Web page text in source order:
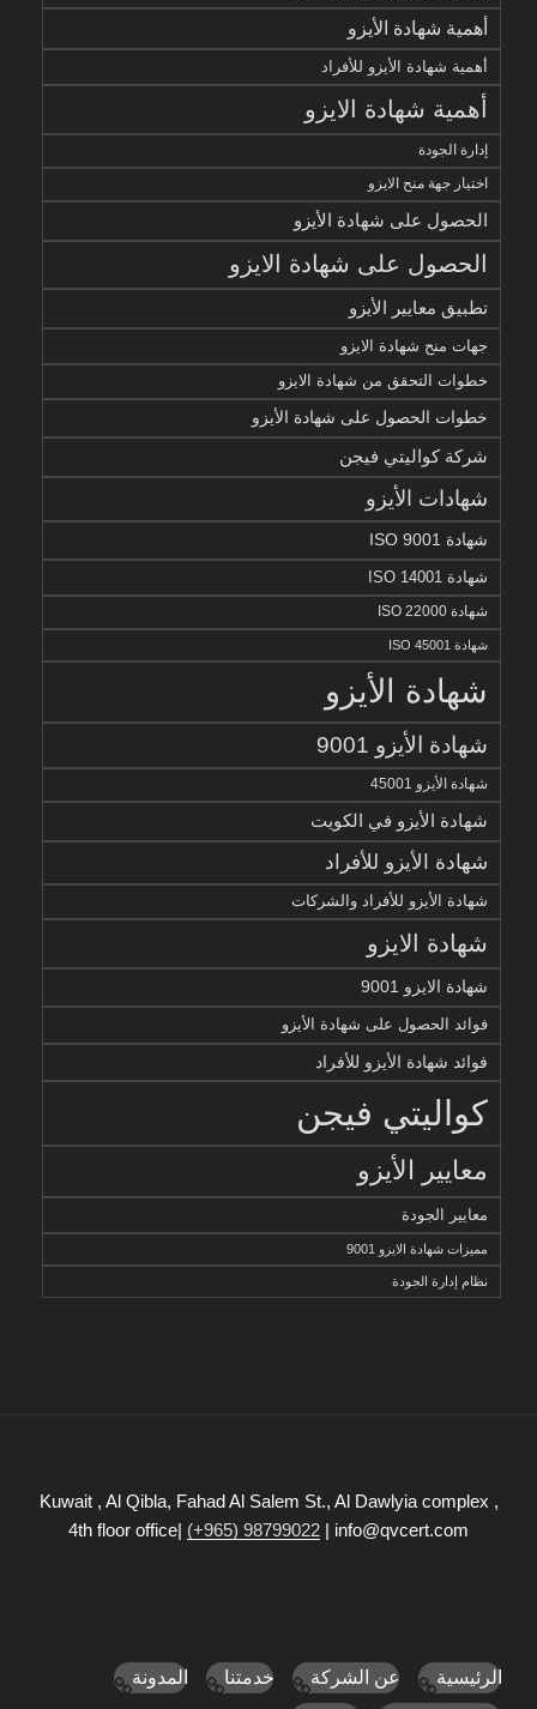
أهمية شهادة الأيزو
أهمية شهادة الأيزو للأفراد
أهمية شهادة الايزو
إدارة الجودة
اختيار جهة منح الايزو
الحصول على شهادة الأيزو
الحصول على شهادة الايزو
تطبيق معايير الأيزو
جهات منح شهادة الايزو
خطوات التحقق من شهادة الايزو
خطوات الحصول على شهادة الأيزو
شركة كواليتي فيجن
شهادات الأيزو
شهادة ISO 9001
شهادة ISO 14001
شهادة ISO 22000
شهادة ISO 45001
شهادة الأيزو
شهادة الأيزو 9001
شهادة الأيزو 45001
شهادة الأيزو في الكويت
شهادة الأيزو للأفراد
شهادة الأيزو للأفراد والشركات
شهادة الايزو
شهادة الايزو 9001
فوائد الحصول على شهادة الأيزو
فوائد شهادة الأيزو للأفراد
كواليتي فيجن
معايير الأيزو
معايير الجودة
مميزات شهادة الايزو 9001
نظام إدارة الجودة
Kuwait , Al Qibla, Fahad Al Salem St., Al Dawlyia complex ,
4th floor office| (+965) 98799022 | info@qvcert.com
الرئيسية عن الشركة خدمتنا
المدونة